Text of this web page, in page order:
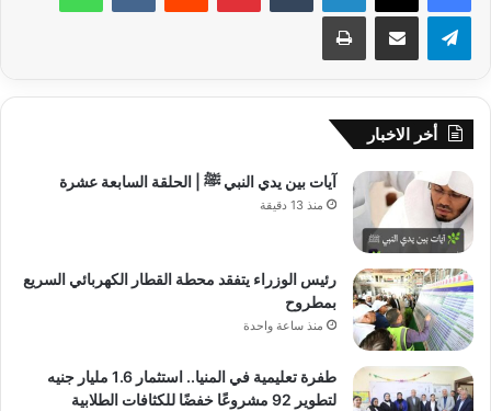
أخر الاخبار
آيات بين يدي النبي ﷺ | الحلقة السابعة عشرة
منذ 13 دقيقة
رئيس الوزراء يتفقد محطة القطار الكهربائي السريع
بمطروح
منذ ساعة واحدة
طفرة تعليمية في المنيا.. استثمار 1.6 مليار جنيه
لتطوير 92 مشروعًا خفضًا للكثافات الطلابية